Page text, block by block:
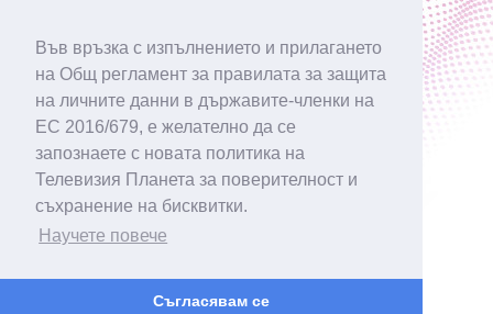
Във връзка с изпълнението и прилагането
на Общ регламент за правилата за защита
на личните данни в държавите-членки на
ЕС 2016/679, е желателно да се
запознаете с новата политика на
Телевизия Планета за поверителност и
съхранение на бисквитки.
Научете повече
Съгласявам се